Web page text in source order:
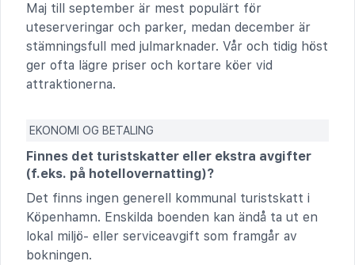
Maj till september är mest populärt för
uteserveringar och parker, medan december är
stämningsfull med julmarknader. Vår och tidig höst
ger ofta lägre priser och kortare köer vid
attraktionerna.
EKONOMI OG BETALING
Finnes det turistskatter eller ekstra avgifter
(f.eks. på hotellovernatting)?
Det finns ingen generell kommunal turistskatt i
Köpenhamn. Enskilda boenden kan ändå ta ut en
lokal miljö- eller serviceavgift som framgår av
bokningen.